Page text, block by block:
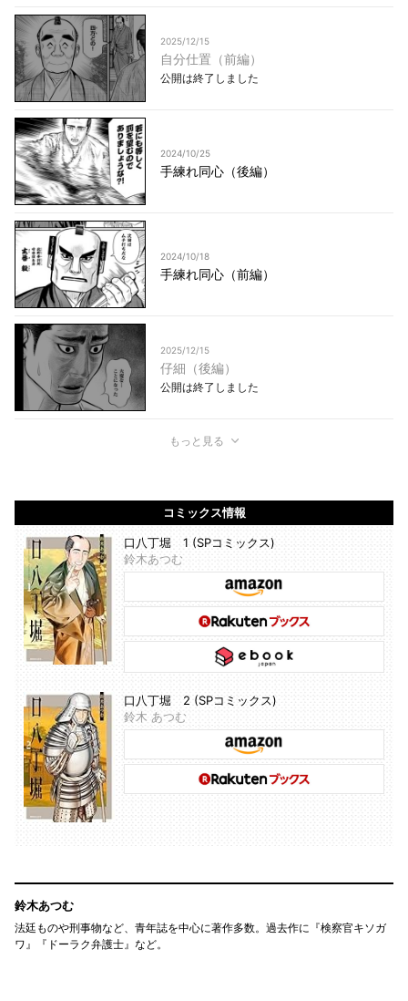
2025/12/15
自分仕置（前編）
公開は終了しました
2024/10/25
手練れ同心（後編）
2024/10/18
手練れ同心（前編）
2025/12/15
仔細（後編）
公開は終了しました
もっと見る
コミックス情報
口八丁堀 1 (SPコミックス)
鈴木あつむ
口八丁堀 2 (SPコミックス)
鈴木 あつむ
鈴木あつむ
法廷ものや刑事物など、青年誌を中心に著作多数。過去作に『検察官キソガ
ワ』『ドーラク弁護士』など。